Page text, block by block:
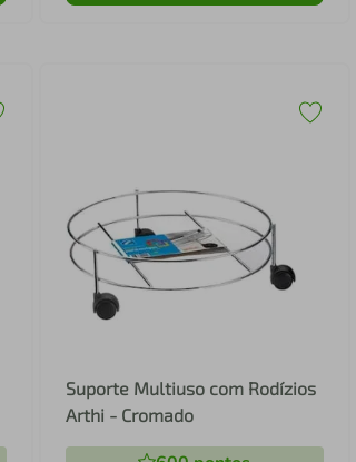
Suporte Multiuso com Rodízios
Arthi - Cromado